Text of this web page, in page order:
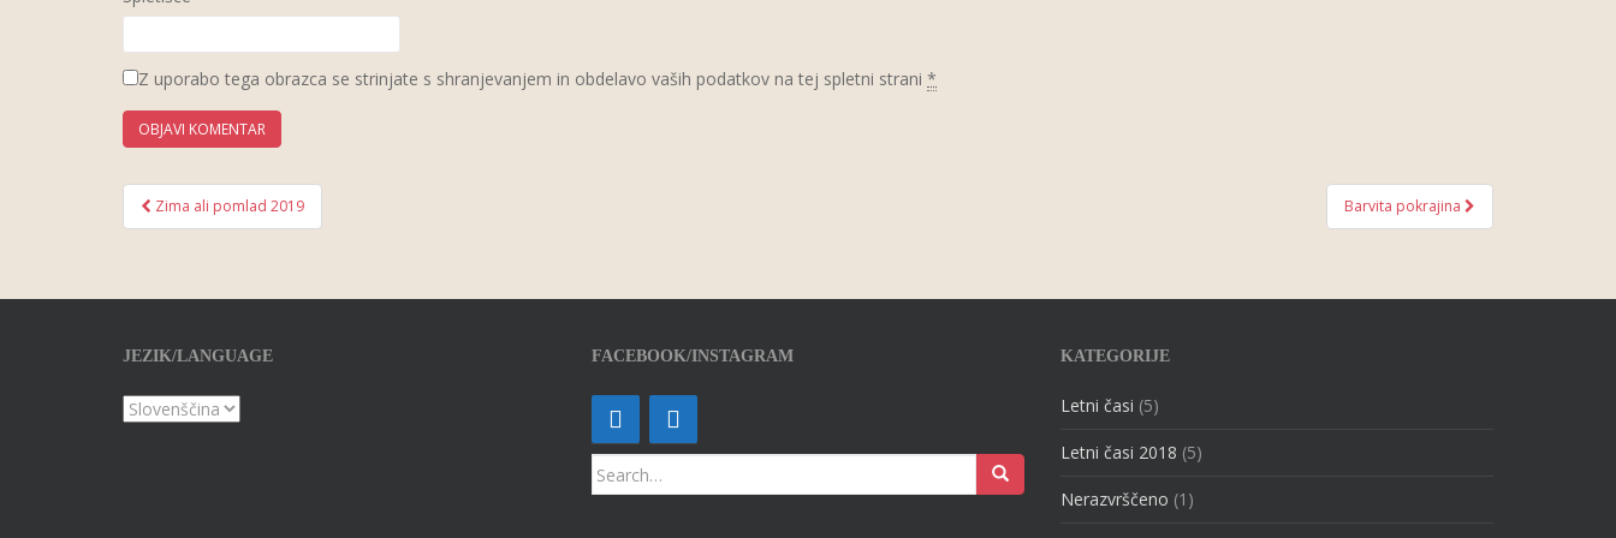
Z uporabo tega obrazca se strinjate s shranjevanjem in obdelavo vaših podatkov na tej spletni strani *
Post navigation
Zima ali pomlad 2019 Barvita pokrajina
JEZIK/LANGUAGE FACEBOOK/INSTAGRAM
Search for:
KATEGORIJE
Letni časi (5)
Letni časi 2018 (5)
Nerazvrščeno (1)